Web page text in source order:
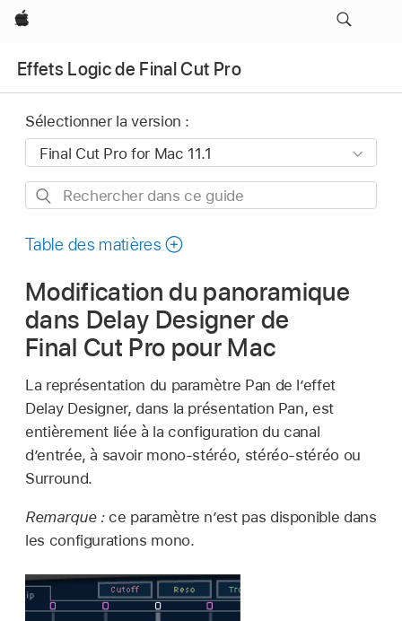
Apple
Effets Logic de Final Cut Pro
Sélectionner la version :
Rechercher
ce
Table des matières
Modification du panoramique
dans Delay Designer de
Final Cut Pro pour Mac
La représentation du paramètre Pan de l’effet
Delay Designer, dans la présentation Pan, est
entièrement liée à la configuration du canal
d’entrée, à savoir mono-stéréo, stéréo-stéréo ou
Surround.
Remarque : ce paramètre n’est pas disponible dans
les configurations mono.